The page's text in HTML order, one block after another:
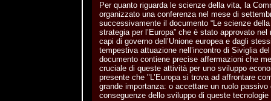
Per quanto riguarda le scienze della vita, la
organizzato una conferenza nel mese di
successivamente il documento “Le scienze
strategia per l’Europa” che è stato approvato
capi di governo dell’Unione europea e dagli
tempestiva attuazione nell’incontro di Siviglia
documento contiene precise affermazioni che
cruciale di queste attività per uno sviluppo
presente che "L’Europa si trova ad affrontare
grande importanza: o accettare un ruolo
conseguenze dello sviluppo di queste